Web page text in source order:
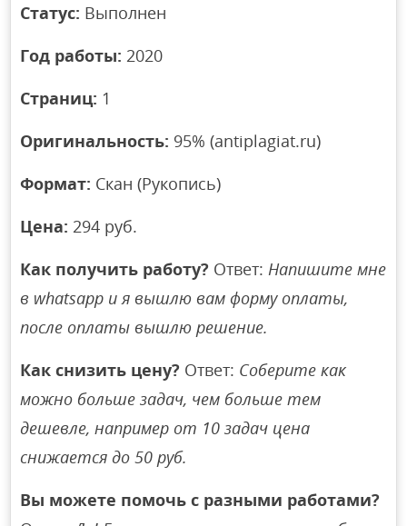
Статус: Выполнен
Год работы: 2020
Страниц: 1
Оригинальность: 95% (antiplagiat.ru)
Формат: Скан (Рукопись)
Цена: 294 руб.
Как получить работу? Ответ: Напишите мне
в whatsapp и я вышлю вам форму оплаты,
после оплаты вышлю решение.
Как снизить цену? Ответ: Соберите как
можно больше задач, чем больше тем
дешевле, например от 10 задач цена
снижается до 50 руб.
Вы можете помочь с разными работами?